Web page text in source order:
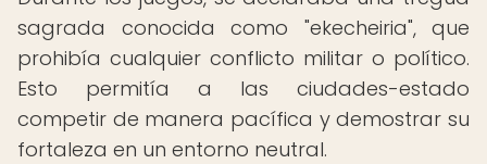
sagrada conocida como "ekecheiria", que
prohibía cualquier conflicto militar o político.
Esto permitía a las ciudades-estado
competir de manera pacífica y demostrar su
fortaleza en un entorno neutral.